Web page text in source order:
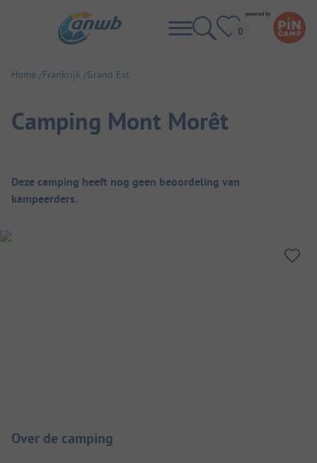
Home Frankrijk Grand Est
Camping Mont Morêt
Camping overzicht
Deze camping heeft nog geen beoordeling van
kampeerders.
Over de camping